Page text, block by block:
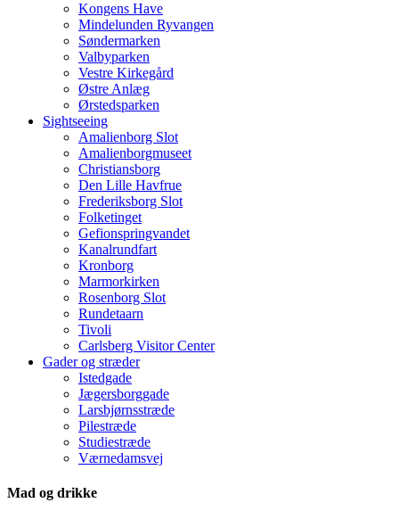
Kongens Have
Mindelunden Ryvangen
Søndermarken
Valbyparken
Vestre Kirkegård
Østre Anlæg
Ørstedsparken
Sightseeing
Amalienborg Slot
Amalienborgmuseet
Christiansborg
Den Lille Havfrue
Frederiksborg Slot
Folketinget
Gefionspringvandet
Kanalrundfart
Kronborg
Marmorkirken
Rosenborg Slot
Rundetaarn
Tivoli
Carlsberg Visitor Center
Gader og stræder
Istedgade
Jægersborggade
Larsbjørnsstræde
Pilestræde
Studiestræde
Værnedamsvej
Mad og drikke